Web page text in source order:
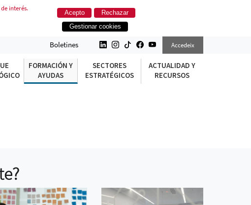
interés.
Acepto
Rechazar
Gestionar cookies
Boletines Accedeix
FORMACIÓN Y
AYUDAS
SECTORES
ESTRATÉGICOS
ACTUALIDAD Y
RECURSOS